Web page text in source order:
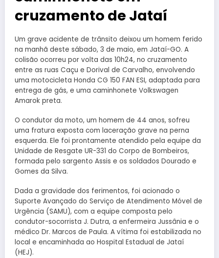
cruzamento de Jataí
Um grave acidente de trânsito deixou um homem ferido
na manhã deste sábado, 3 de maio, em Jataí-GO. A
colisão ocorreu por volta das 10h24, no cruzamento
entre as ruas Caçu e Dorival de Carvalho, envolvendo
uma motocicleta Honda CG 150 FAN ESI, adaptada para
entrega de gás, e uma caminhonete Volkswagen
Amarok preta.
O condutor da moto, um homem de 44 anos, sofreu
uma fratura exposta com laceração grave na perna
esquerda. Ele foi prontamente atendido pela equipe da
Unidade de Resgate UR-331 do Corpo de Bombeiros,
formada pelo sargento Assis e os soldados Dourado e
Gomes da Silva.
Dada a gravidade dos ferimentos, foi acionado o
Suporte Avançado do Serviço de Atendimento Móvel de
Urgência (SAMU), com a equipe composta pelo
condutor-socorrista J. Dutra, a enfermeira Jussânia e o
médico Dr. Marcos de Paula. A vítima foi estabilizada no
local e encaminhada ao Hospital Estadual de Jataí
(HEJ).